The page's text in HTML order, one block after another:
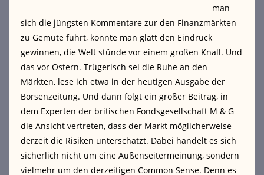
man
sich die jüngsten Kommentare zur den Finanzmärkten
zu Gemüte führt, könnte man glatt den Eindruck
gewinnen, die Welt stünde vor einem großen Knall. Und
das vor Ostern. Trügerisch sei die Ruhe an den
Märkten, lese ich etwa in der heutigen Ausgabe der
Börsenzeitung. Und dann folgt ein großer Beitrag, in
dem Experten der britischen Fondsgesellschaft M & G
die Ansicht vertreten, dass der Markt möglicherweise
derzeit die Risiken unterschätzt. Dabei handelt es sich
sicherlich nicht um eine Außenseitermeinung, sondern
vielmehr um den derzeitigen Common Sense. Denn es